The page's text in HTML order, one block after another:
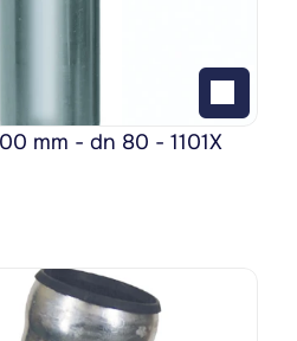
mm - dn 80 - 1101X